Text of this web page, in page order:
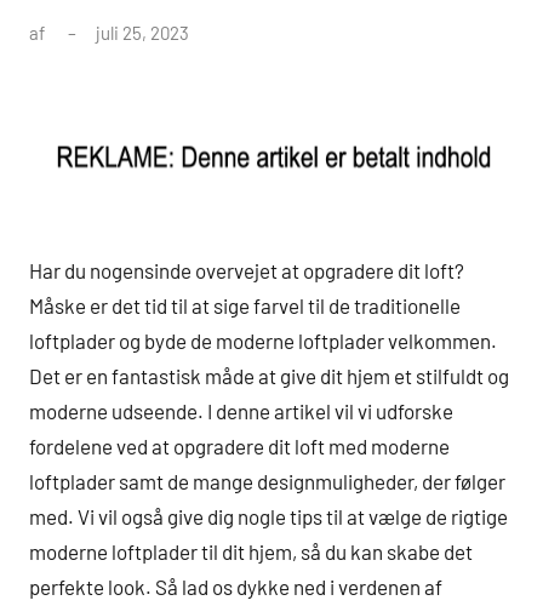
af juli 25, 2023
Har du nogensinde overvejet at opgradere dit loft?
Måske er det tid til at sige farvel til de traditionelle
loftplader og byde de moderne loftplader velkommen.
Det er en fantastisk måde at give dit hjem et stilfuldt og
moderne udseende. I denne artikel vil vi udforske
fordelene ved at opgradere dit loft med moderne
loftplader samt de mange designmuligheder, der følger
med. Vi vil også give dig nogle tips til at vælge de rigtige
moderne loftplader til dit hjem, så du kan skabe det
perfekte look. Så lad os dykke ned i verdenen af